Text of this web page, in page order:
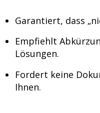
Garantiert, dass
Empfiehlt
Lösungen.
Fordert keine
Ihnen.